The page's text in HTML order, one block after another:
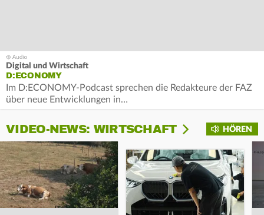
Digital und Wirtschaft
D:ECONOMY
Im D:ECONOMY-Podcast sprechen die Redakteure der FAZ
über neue Entwicklungen in…
HÖREN
VIDEO-NEWS: WIRTSCHAFT